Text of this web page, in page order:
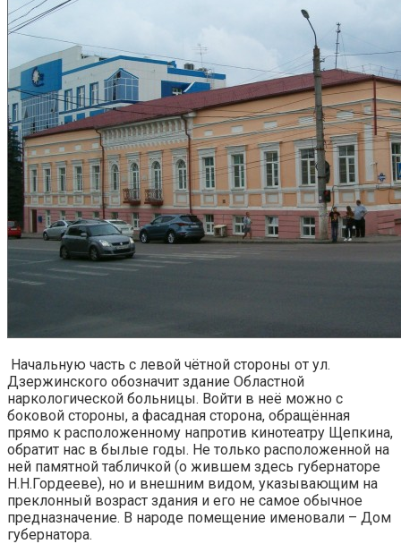
Начальную часть с левой чётной стороны от ул.
Дзержинского обозначит здание Областной
наркологической больницы. Войти в неё можно с
боковой стороны, а фасадная сторона, обращённая
прямо к расположенному напротив кинотеатру Щепкина,
обратит нас в былые годы. Не только расположенной на
ней памятной табличкой (о жившем здесь губернаторе
Н.Н.Гордееве), но и внешним видом, указывающим на
преклонный возраст здания и его не самое обычное
предназначение. В народе помещение именовали – Дом
губернатора.